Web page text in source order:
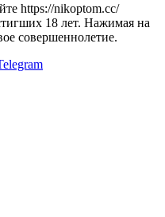
https://nikoptom.cc/
18 лет. Нажимая на
совершеннолетие.